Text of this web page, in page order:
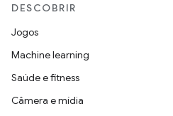
DESCOBRIR
Jogos
Machine learning
Saúde e fitness
Câmera e mídia